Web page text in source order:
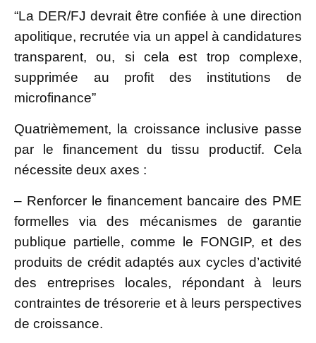
“La DER/FJ devrait être confiée à une direction
apolitique, recrutée via un appel à candidatures
transparent, ou, si cela est trop complexe,
supprimée au profit des institutions de
microfinance”
Quatrièmement, la croissance inclusive passe
par le financement du tissu productif. Cela
nécessite deux axes :
– Renforcer le financement bancaire des PME
formelles via des mécanismes de garantie
publique partielle, comme le FONGIP, et des
produits de crédit adaptés aux cycles d’activité
des entreprises locales, répondant à leurs
contraintes de trésorerie et à leurs perspectives
de croissance.